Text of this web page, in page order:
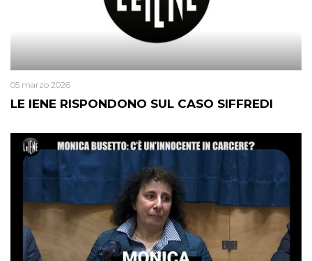
LE IENE RISPONDONO SUL CASO SIFFREDI
05 marzo 2026